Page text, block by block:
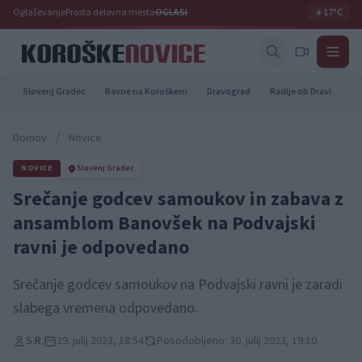
OglaševanjeProsta delovna mestaOGLASI ☀️17°C
Slovenj Gradec Ravne na Koroškem Dravograd Radlje ob Dravi
Domov / Novice
NOVICE Slovenj Gradec
Srečanje godcev samoukov in zabava z
ansamblom Banovšek na Podvajski
ravni je odpovedano
Srečanje godcev samoukov na Podvajski ravni je zaradi
slabega vremena odpovedano.
S.R. 29. julij 2023, 18:54 Posodobljeno: 30. julij 2023, 19:10